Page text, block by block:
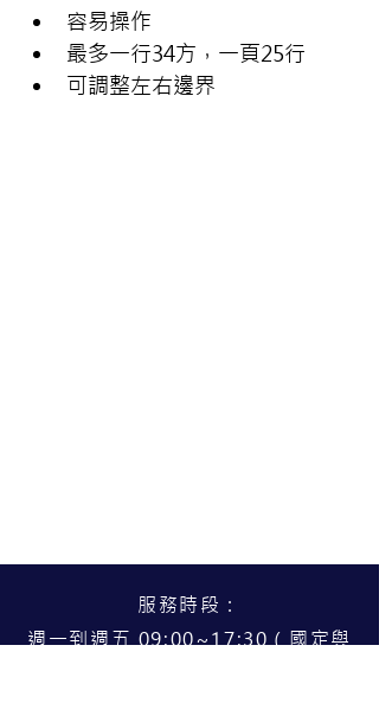
容易操作
最多一行34方，一頁25行
可調整左右邊界
服務時段：
週一到週五 09:00~17:30（國定與